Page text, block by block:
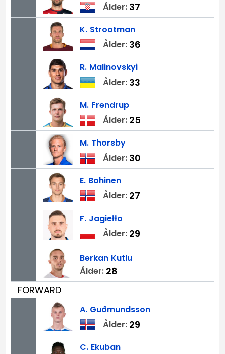
Ålder: 37
K. Strootman
Ålder: 36
R. Malinovskyi
Ålder: 33
M. Frendrup
Ålder: 25
M. Thorsby
Ålder: 30
E. Bohinen
Ålder: 27
F. Jagiełło
Ålder: 29
Berkan Kutlu
Ålder: 28
FORWARD
A. Guðmundsson
Ålder: 29
C. Ekuban